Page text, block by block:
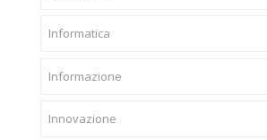
Informatica
Informazione
Innovazione